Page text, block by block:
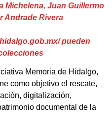
Michelena, Juan Guillermo
Andrade Rivera
pueden
Memoria de Hidalgo,
como objetivo el rescate,
digitalización,
documental de la